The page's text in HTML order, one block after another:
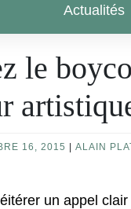
Actualités
le
16, 2015 ALAIN
un appel clair